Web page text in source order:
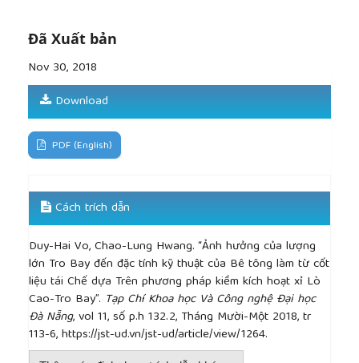
D.G. Brice, A.R. Kilcullen, S. Hamdan, J.S.J. van
chloride permeability of alkali-activated slag
mortars and concretes, Construction and Building
Materials, 2013; 48 (Supplement C): 1187-1201.
[9]Z. Jiao, Y. Wang, W. Zheng, W. Huang, Effect of
dosage of sodium carbonate on the strength and
drying shrinkage of sodium hydroxide based alkali-
Materials, 2018; 179: 11-24.
[10] R. Manjunath, M.C. Narasimhan, An
experimental investigation on self-compacting alkali
activated slag concrete mixes, Journal of Building
Engineering, 2018; 17: 1-12.
[11]Standard Specification for Concrete
Aggregates.
[12]Standard Test Method for Compressive
Strength of Cylindrical Concrete Specimens.
[13]Standard Test Method for Pulse Velocity
Đã Xuất bản
Nov 30, 2018
Download
PDF (English)
Cách trích dẫn
Duy-Hai Vo, Chao-Lung Hwang. “Ảnh hưởng của lượng
lớn Tro Bay đến đặc tính kỹ thuật của Bê tông làm từ cốt
liệu tái Chế dựa Trên phương pháp kiềm kích hoạt xỉ Lò
Cao-Tro Bay”. Tạp Chí Khoa học Và Công nghệ Đại học
Đà Nẵng, vol 11, số p.h 132.2, Tháng Mười-Một 2018, tr
113-6, https://jst-ud.vn/jst-ud/article/view/1264.